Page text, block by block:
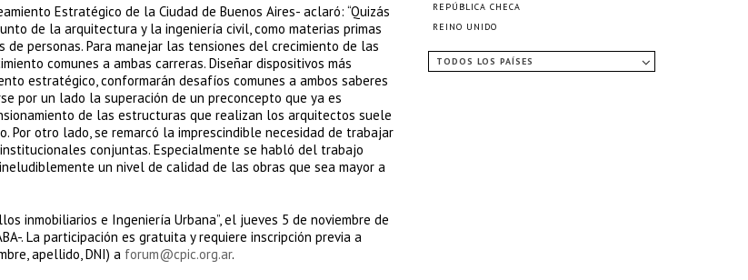
Estratégico de la Ciudad de Buenos Aires- aclaró: “Quizás
de la arquitectura y la ingeniería civil, como materias primas
personas. Para manejar las tensiones del crecimiento de las
comunes a ambas carreras. Diseñar dispositivos más
estratégico, conformarán desafíos comunes a ambos saberes
por un lado la superación de un preconcepto que ya es
de las estructuras que realizan los arquitectos suele
otro lado, se remarcó la imprescindible necesidad de trabajar
conjuntas. Especialmente se habló del trabajo
un nivel de calidad de las obras que sea mayor a
inmobiliarios e Ingeniería Urbana”, el jueves 5 de noviembre de
. La participación es gratuita y requiere inscripción previa a
apellido, DNI) a forum@cpic.org.ar.
REPÚBLICA CHECA
REINO UNIDO
TODOS LOS PAÍSES